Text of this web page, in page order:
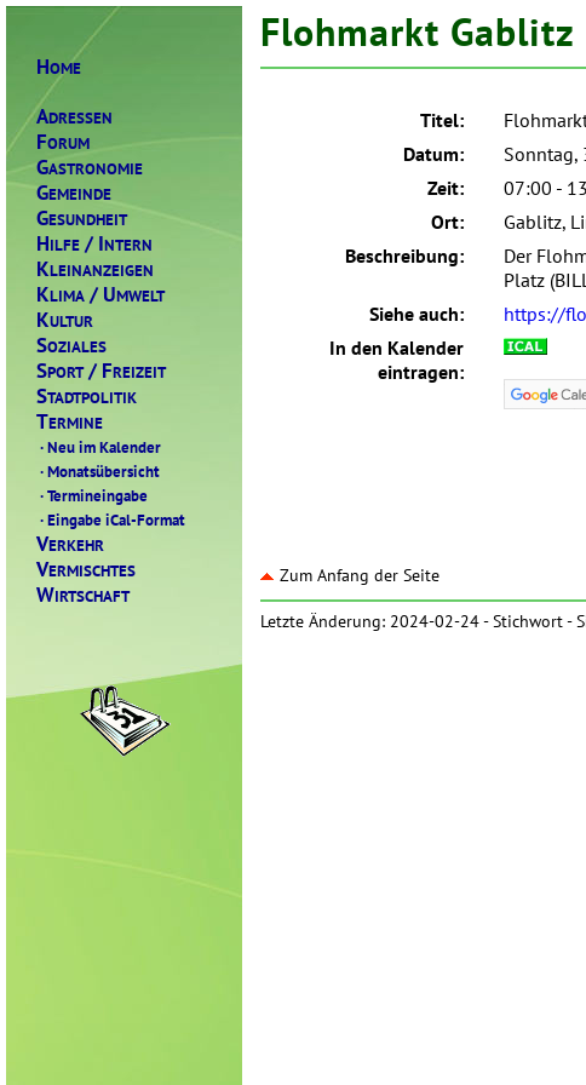
HOME
ADRESSEN
FORUM
GASTRONOMIE
GEMEINDE
GESUNDHEIT
HILFE / INTERN
KLEINANZEIGEN
KLIMA / UMWELT
KULTUR
SOZIALES
SPORT/ FREIZEIT
STADTPOLITIK
TERMINE
·Neu im Kalender
·Monatsübersicht
·Termineingabe
·Eingabe iCal-Format
VERKEHR
VERMISCHTES
WIRTSCHAFT
Flohmarkt Gablitz
Titel:
Datum:
Sonntag,
Zeit:
07:00 -
Ort:
Gablitz,
Beschreibung:
Der
Platz
Siehe auch:
https://
In den Kalender
eintragen:
Zum Anfang der Seite
Letzte Änderung: 2024-02-24 -Stichwort-